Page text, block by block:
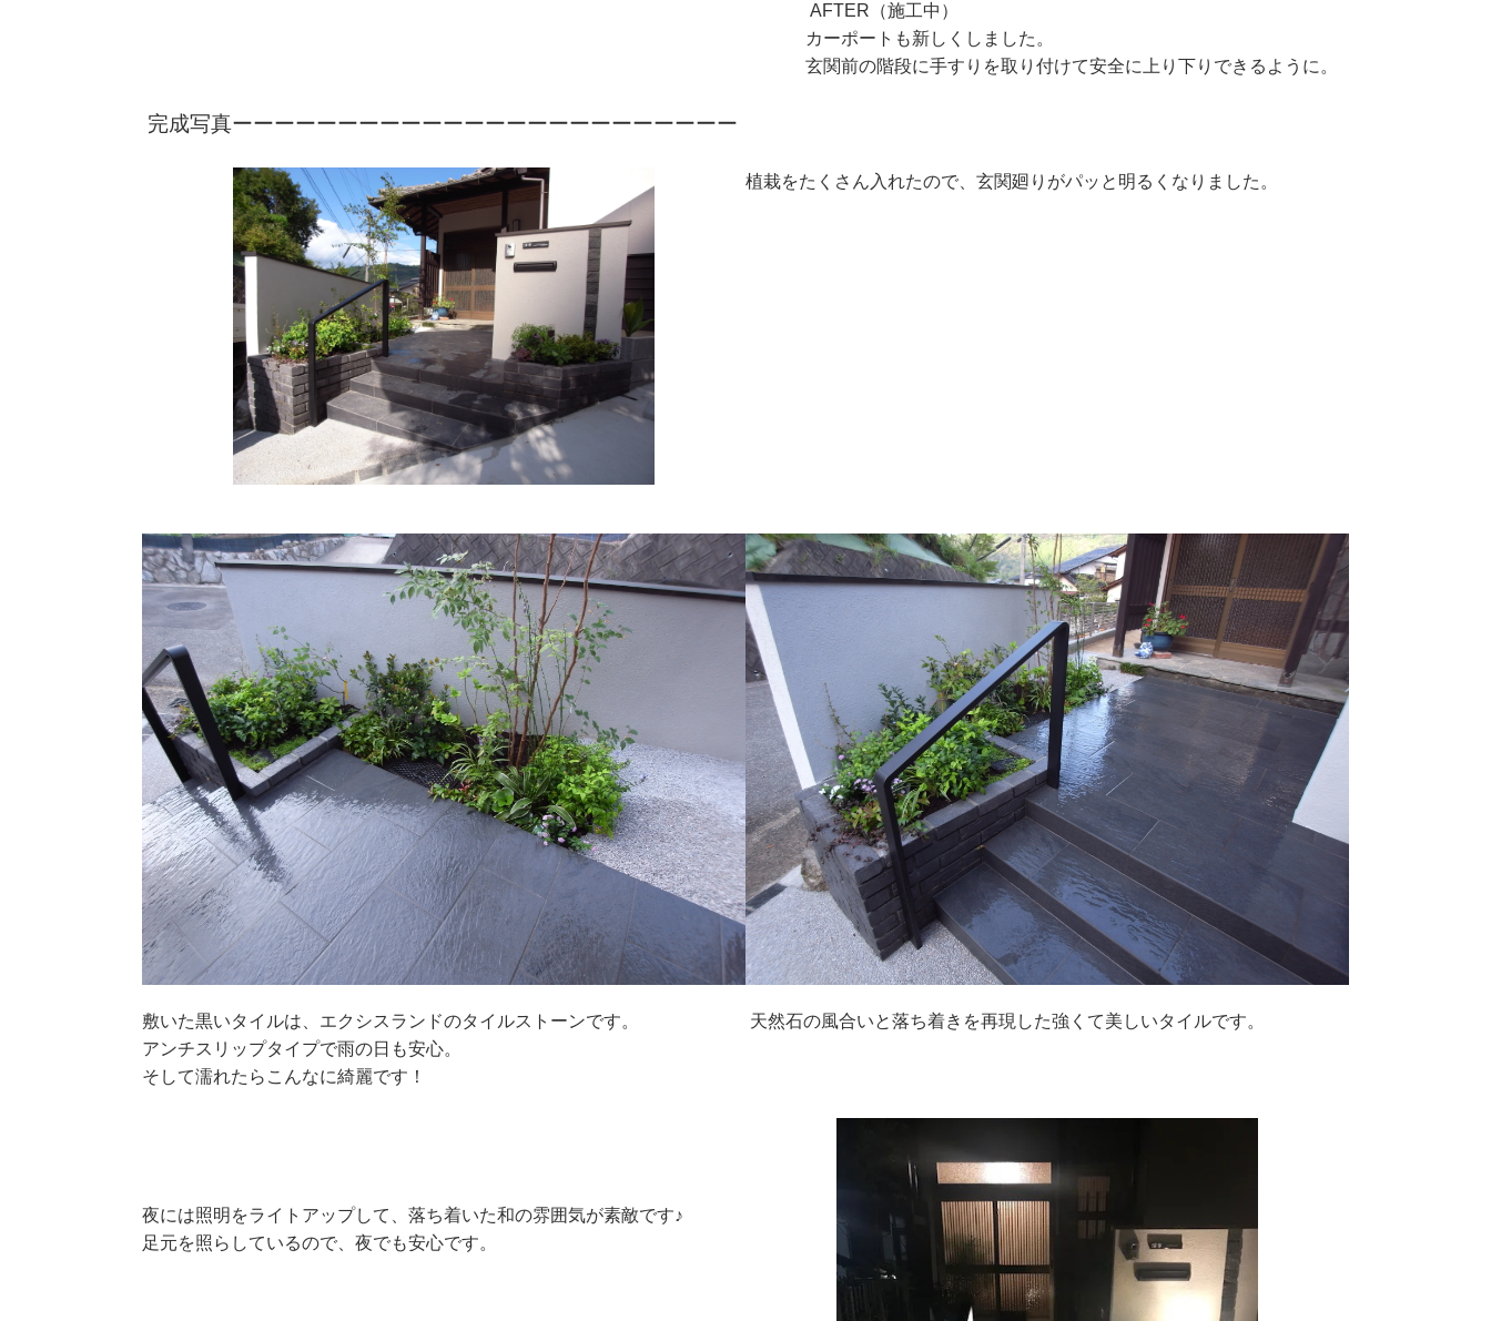
AFTER（施工中）
カーポートも新しくしました。
玄関前の階段に手すりを取り付けて安全に上り下りできるように。
完成写真ーーーーーーーーーーーーーーーーーーーーーーーー
植栽をたくさん入れたので、玄関廻りがパッと明るくなりました。
敷いた黒いタイルは、エクシスランドのタイルストーンです。
アンチスリップタイプで雨の日も安心。
そして濡れたらこんなに綺麗です！
天然石の風合いと落ち着きを再現した強くて美しいタイルです。
夜には照明をライトアップして、落ち着いた和の雰囲気が素敵です♪
足元を照らしているので、夜でも安心です。